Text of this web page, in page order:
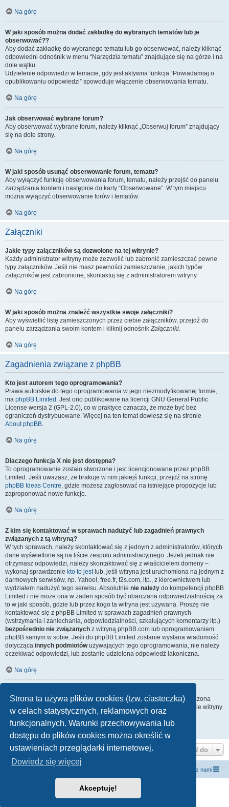
Strona ta używa plików cookies (tzw. ciasteczka)
w celach statystycznych, reklamowych oraz
funkcjonalnych. Warunki przechowywania lub
dostępu do plików cookies można określić w
ustawieniach przeglądarki internetowej.
Dowiedz się więcej
Akceptuję!
Na górę
W jaki sposób można dodać zakładkę do wybranych tematów lub je
obserwować??
Aby dodać zakładkę do wybranego tematu lub go obserwować, należy kliknąć
odpowiedni odnośnik w menu “Narzędzia tematu” znajdujące się na górze i na
dole wątku.
Udzielenie odpowiedzi w temacie, gdy jest aktywna funkcja “Powiadamiaj o
opublikowaniu odpowiedzi” spowoduje włączenie obserwowania tematu.
Na górę
Jak obserwować wybrane forum?
Aby obserwować wybrane forum, należy kliknąć „Obserwuj forum” znajdujący
się na dole strony.
Na górę
W jaki sposób usunąć obserwowanie forum, tematu?
Aby wyłączyć funkcję obserwowania forum, tematu, należy przejść do panelu
zarządzania kontem i następnie do karty “Obserwowane”. W tym miejscu
można wyłączyć obserwowanie forów i tematów.
Na górę
Załączniki
Jakie typy załączników są dozwolone na tej witrynie?
Każdy administrator witryny może zezwolić lub zabronić zamieszczać pewne
typy załączników. Jeśli nie masz pewności zamieszczanie, jakich typów
załączników jest zabronione, skontaktuj się z administratorem witryny.
Na górę
W jaki sposób można znaleźć wszystkie swoje załączniki?
Aby wyświetlić listę zamieszczonych przez ciebie załączników, przejdź do
panelu zarządzania swoim kontem i kliknij odnośnikZałączniki.
Na górę
Zagadnienia związane z phpBB
Kto jest autorem tego oprogramowania?
Prawa autorskie do tego oprogramowania w jego niezmodyfikowanej formie,
ma phpBB Limited . Jest ono publikowane na licencji GNU General Public
License wersja 2 (GPL-2.0), co w praktyce oznacza, że może być bez
ograniczeń dystrybuowane. Więcej na ten temat dowiesz się na stronie
About phpBB.
Na górę
Dlaczego funkcja X nie jest dostępna?
To oprogramowanie zostało stworzone i jest licencjonowane przez phpBB
Limited. Jeśli uważasz, że brakuje w nim jakiejś funkcji, przejdź na stronę
phpBB Ideas Centre, gdzie możesz zagłosować na istniejące propozycje lub
zaproponować nowe funkcje.
Na górę
Z kim się kontaktować w sprawach nadużyć lub zagadnień prawnych
związanych z tą witryną?
W tych sprawach, należy skontaktować się z jednym z administratorów, których
dane wyświetlone są na liście zespołu administracyjnego. Jeżeli jednak nie
otrzymasz odpowiedzi, należy skontaktować się z właścicielem domeny –
wykonaj sprawdzenie kto to jestlub, jeśli witryna jest uruchomiona na jednym z
darmowych serwisów, np. Yahoo!, free.fr, f2s.com, itp., z kierownictwem lub
wydziałem nadużyć tego serwisu. Absolutnie nie należy do kompetencji phpBB
Limited i nie może ona w żaden sposób być obarczana odpowiedzialnością za
to w jaki sposób, gdzie lub przez kogo ta witryna jest używana. Proszę nie
kontaktować się z phpBB Limited w sprawach zagadnień prawnych
(wstrzymania i zaniechania, odpowiedzialności, szkalujących komentarzy itp.)
bezpośrednio nie związanych z witryną phpBB.com lub oprogramowaniem
phpBB samym w sobie. Jeśli do phpBB Limited zostanie wysłana wiadomość
dotycząca innych podmiotówużywających tego oprogramowania, nie należy
oczekiwać odpowiedzi, lub zostanie udzielona odpowiedź lakoniczna.
Na górę
Wszyscy użytkownicy witryny mogą używać – jeśli funkcja ta jest włączona
przez administratora witryny – formularza „Kontakt z nami”. Członkowie witryny
mogą także używać odnośnika „Zespół administracyjny”.
Na górę
Przejdź do
Kontakt z nami
Technologię dostarczaphpBB® Forum Software © phpBB Limited
Polski pakiet językowy dostarcza